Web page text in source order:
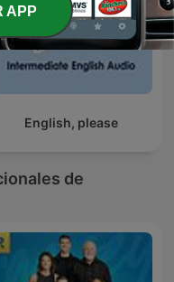
English, please
de
APP